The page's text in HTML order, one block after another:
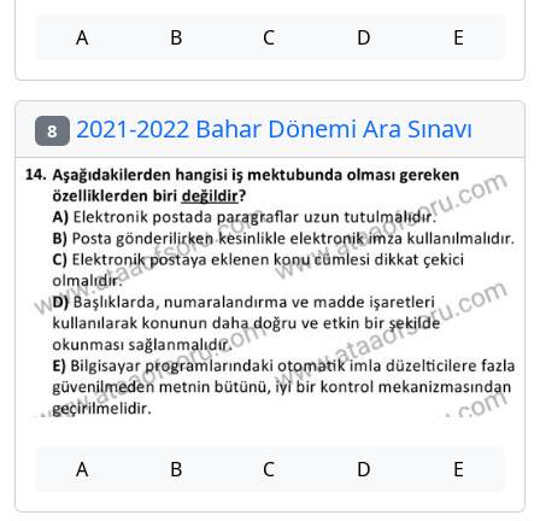
A B C D E
8 2021-2022 Bahar Dönemi Ara Sınavı
A B C D E